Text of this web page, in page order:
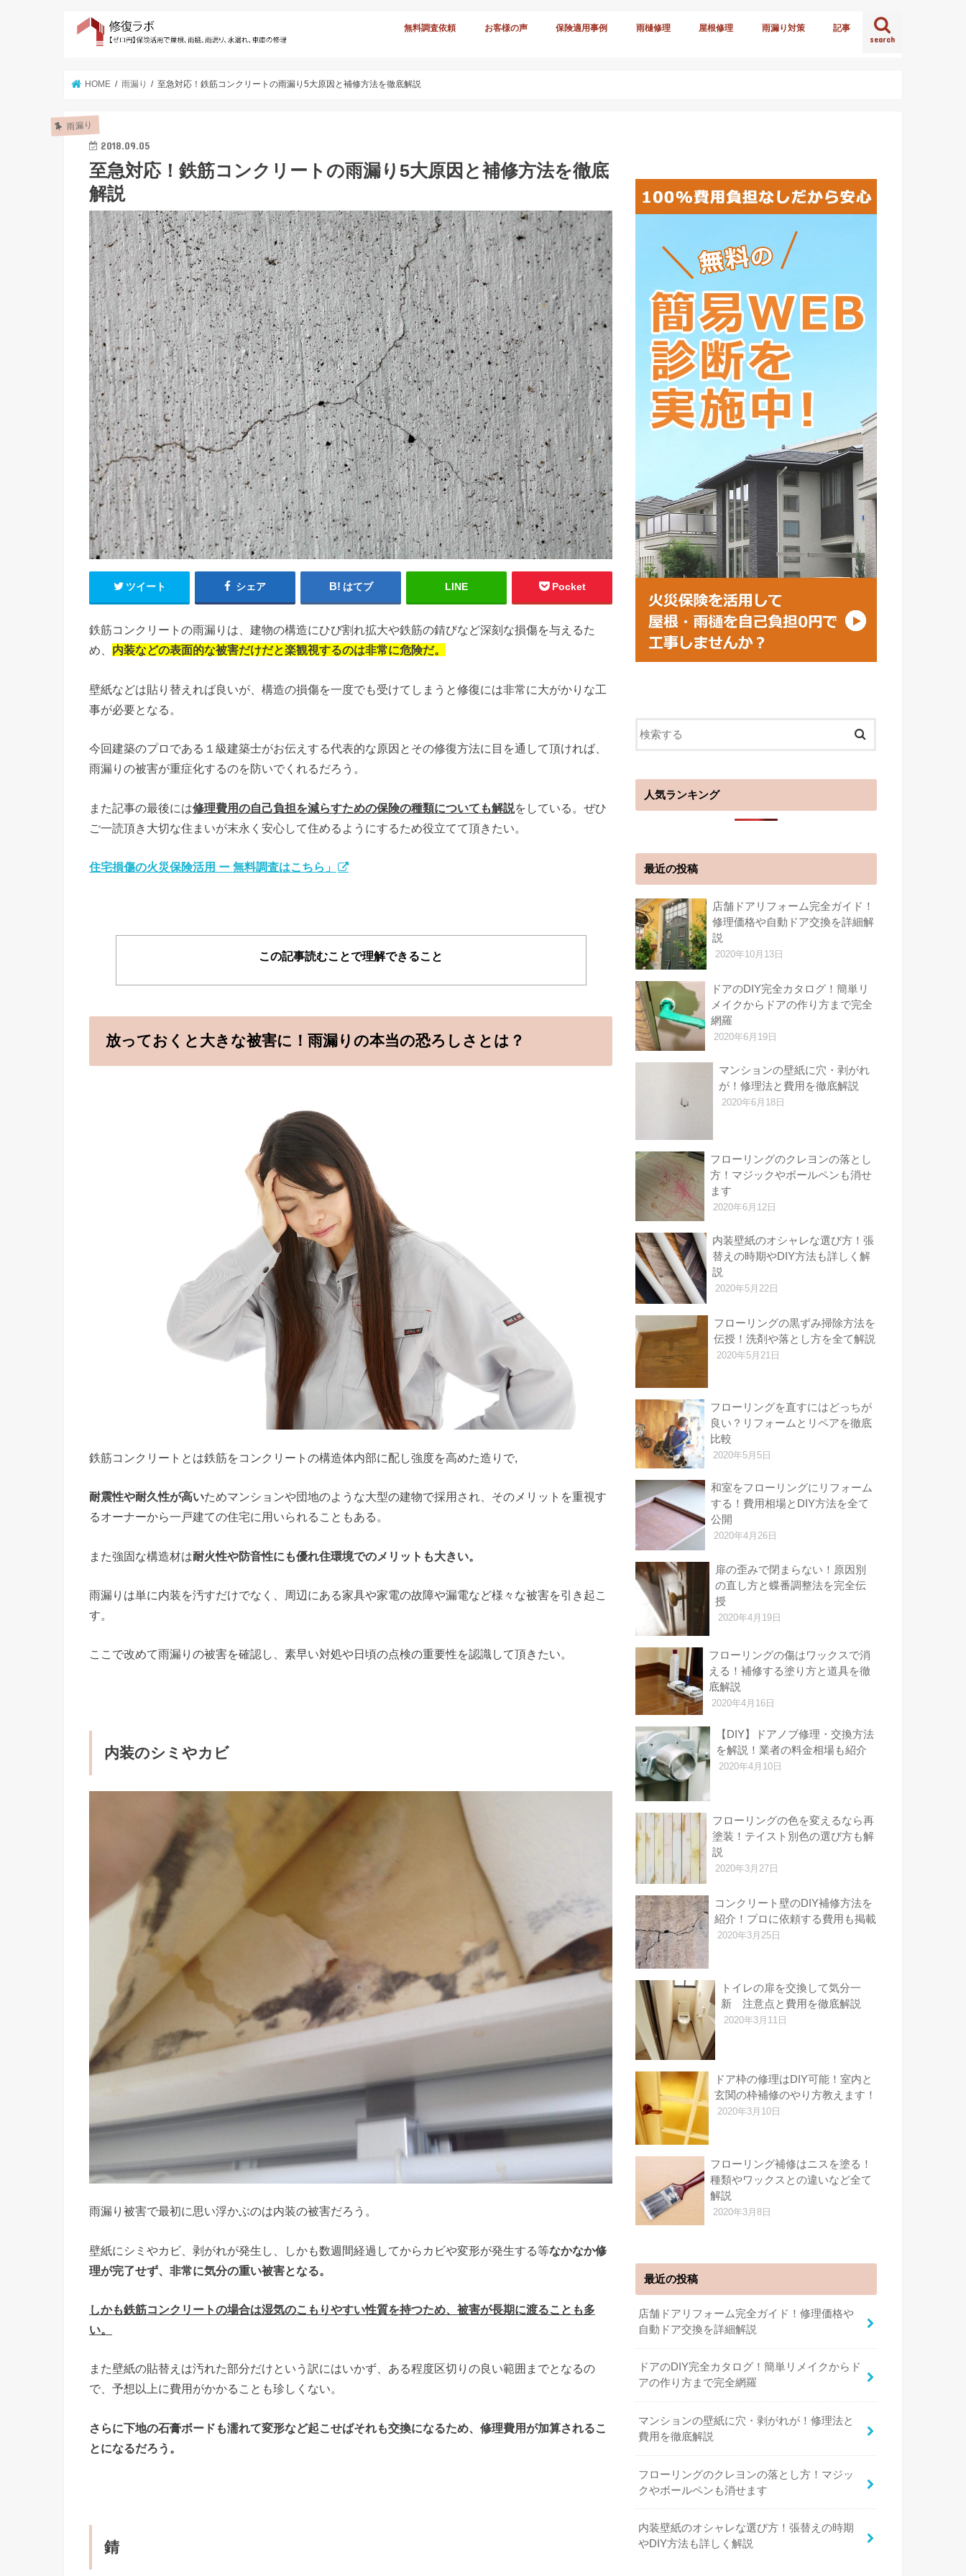
search
無料調査依頼 お客様の声 保険適用事例 雨樋修理 屋根修理 雨漏り対策 記事
HOME 雨漏り 至急対応！鉄筋コンクリートの雨漏り5大原因と補修方法を徹底解説
雨漏り
2018.09.05
至急対応！鉄筋コンクリートの雨漏り5大原因と補修方法を徹底
解説
ツイート シェア はてブ LINE Pocket
鉄筋コンクリートの雨漏りは、建物の構造にひび割れ拡大や鉄筋の錆びなど深刻な損傷を与えるた
め、 内装などの表面的な被害だけだと楽観視するのは非常に危険だ。
壁紙などは貼り替えれば良いが、構造の損傷を一度でも受けてしまうと修復には非常に大がかりな工
事が必要となる。
今回建築のプロである１級建築士がお伝えする代表的な原因とその修復方法に目を通して頂ければ、
雨漏りの被害が重症化するのを防いでくれるだろう。
また記事の最後には修理費用の自己負担を減らすための保険の種類についても解説をしている。ぜひ
ご一読頂き大切な住まいが末永く安心して住めるようにするため役立てて頂きたい。
住宅損傷の火災保険活用 ー 無料調査はこちら」
この記事読むことで理解できること
放っておくと大きな被害に！雨漏りの本当の恐ろしさとは？
鉄筋コンクリートとは鉄筋をコンクリートの構造体内部に配し強度を高めた造りで,
耐震性や耐久性が高いためマンションや団地のような大型の建物で採用され、そのメリットを重視す
るオーナーから一戸建ての住宅に用いられることもある。
また強固な構造材は耐火性や防音性にも優れ住環境でのメリットも大きい。
雨漏りは単に内装を汚すだけでなく、周辺にある家具や家電の故障や漏電など様々な被害を引き起こ
す。
ここで改めて雨漏りの被害を確認し、素早い対処や日頃の点検の重要性を認識して頂きたい。
内装のシミやカビ
雨漏り被害で最初に思い浮かぶのは内装の被害だろう。
壁紙にシミやカビ、剥がれが発生し、しかも数週間経過してからカビや変形が発生する等なかなか修
理が完了せず、非常に気分の重い被害となる。
しかも鉄筋コンクリートの場合は湿気のこもりやすい性質を持つため、被害が長期に渡ることも多
い。
また壁紙の貼替えは汚れた部分だけという訳にはいかず、ある程度区切りの良い範囲までとなるの
で、予想以上に費用がかかることも珍しくない。
さらに下地の石膏ボードも濡れて変形など起こせばそれも交換になるため、修理費用が加算されるこ
とになるだろう。
錆
人気ランキング
最近の投稿
店舗ドアリフォーム完全ガイド！
修理価格や自動ドア交換を詳細解
説
2020年10月13日
ドアのDIY完全カタログ！簡単リ
メイクからドアの作り方まで完全
網羅
2020年6月19日
マンションの壁紙に穴・剥がれ
が！修理法と費用を徹底解説
2020年6月18日
フローリングのクレヨンの落とし
方！マジックやボールペンも消せ
ます
2020年6月12日
内装壁紙のオシャレな選び方！張
替えの時期やDIY方法も詳しく解
説
2020年5月22日
フローリングの黒ずみ掃除方法を
伝授！洗剤や落とし方を全て解説
2020年5月21日
フローリングを直すにはどっちが
良い？リフォームとリペアを徹底
比較
2020年5月5日
和室をフローリングにリフォーム
する！費用相場とDIY方法を全て
公開
2020年4月26日
扉の歪みで閉まらない！原因別
の直し方と蝶番調整法を完全伝
授
2020年4月19日
フローリングの傷はワックスで消
える！補修する塗り方と道具を徹
底解説
2020年4月16日
【DIY】ドアノブ修理・交換方法
を解説！業者の料金相場も紹介
2020年4月10日
フローリングの色を変えるなら再
塗装！テイスト別色の選び方も解
説
2020年3月27日
コンクリート壁のDIY補修方法を
紹介！プロに依頼する費用も掲載
2020年3月25日
トイレの扉を交換して気分一
新 注意点と費用を徹底解説
2020年3月11日
ドア枠の修理はDIY可能！室内と
玄関の枠補修のやり方教えます！
2020年3月10日
フローリング補修はニスを塗る！
種類やワックスとの違いなど全て
解説
2020年3月8日
最近の投稿
店舗ドアリフォーム完全ガイド！修理価格や
自動ドア交換を詳細解説
ドアのDIY完全カタログ！簡単リメイクからド
アの作り方まで完全網羅
マンションの壁紙に穴・剥がれが！修理法と
費用を徹底解説
フローリングのクレヨンの落とし方！マジッ
クやボールペンも消せます
内装壁紙のオシャレな選び方！張替えの時期
やDIY方法も詳しく解説